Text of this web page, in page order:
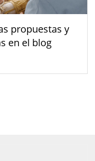
propuestas y
en el blog